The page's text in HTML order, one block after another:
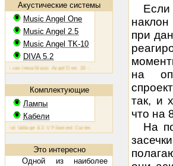
Акустические системы
Music Angel One
Music Angel 2.5
Music Angel TK-10
DIVA 5.2
Music Angel One: 20 - 100 Вт, 38 Гц - 30 кГц, 86 Дб/Вт/м
Комплектующие
Лампы
Кабели
6.3 V Filament Current 1.6 A Plate Voltage (max) 800 V
Это интересно
Одной из наиболее
при
на
так, и
что на
На